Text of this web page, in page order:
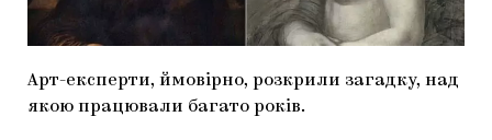
ДОСЛІДНИЦЬКА ПЛАТФОРМА
CARPATHIAN CULT ПРО РІЗДВЯНІ СВЯТА
Арт-експерти, ймовірно, розкрили загадку, над
якою працювали багато років.